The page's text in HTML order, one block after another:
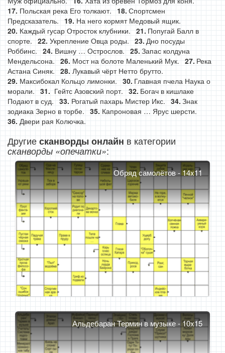
Польская река Его толкают.
Спортсмен
Предсказатель.
На него кормят Медовый ящик.
Каждый гусар Отросток клубники.
Попугай Балл в
спорте.
Укрепление Овца роды.
Дно посуды
Роббинс.
Вишну … Острослов.
Запас колдуна
Мендельсона.
Мост на болоте Маленький Мук.
Река
Астана Синяк.
Лукавый чёрт Нетто брутто.
Максибокал Кольцо лимонки.
Главная пчела Наука о
морали.
Гейтс Азовский порт.
Богач в кишлаке
Подают в суд.
Рогатый пахарь Мистер Икс.
Знак
зодиака Зерно в торбе.
Капроновая … Ярус шерсти.
Двери рая Колючка.
Другиесканворды онлайн в категории
сканворды «опечатки»:
Обряд самолётов - 14x11
Альдебаран Термин в музыке - 10x15